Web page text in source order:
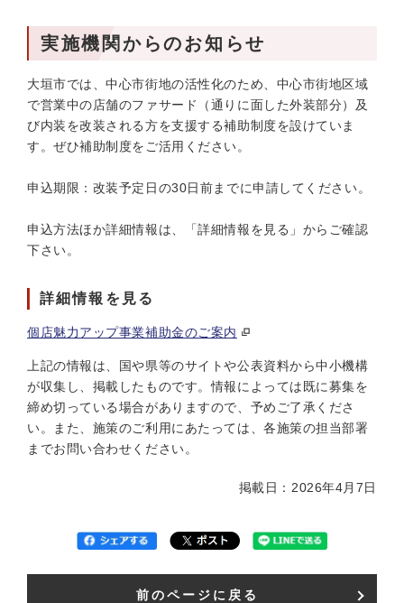
実施機関からのお知らせ
大垣市では、中心市街地の活性化のため、中心市街地区域
で営業中の店舗のファサード（通りに面した外装部分）及
び内装を改装される方を支援する補助制度を設けていま
す。ぜひ補助制度をご活用ください。
申込期限：改装予定日の30日前までに申請してください。
申込方法ほか詳細情報は、「詳細情報を見る」からご確認
下さい。
詳細情報を見る
個店魅力アップ事業補助金のご案内
上記の情報は、国や県等のサイトや公表資料から中小機構
が収集し、掲載したものです。情報によっては既に募集を
締め切っている場合がありますので、予めご了承くださ
い。また、施策のご利用にあたっては、各施策の担当部署
までお問い合わせください。
掲載日：2026年4月7日
前のページに戻る